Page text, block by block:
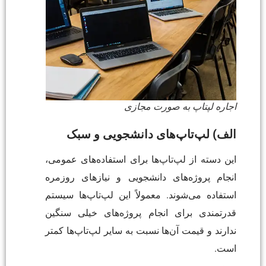
اجاره لپتاپ به صورت مجازی
الف) لپ‌تاپ‌های دانشجویی و سبک
این دسته از لپ‌تاپ‌ها برای استفاده‌های عمومی،
انجام پروژه‌های دانشجویی و نیازهای روزمره
استفاده می‌شوند. معمولاً این لپ‌تاپ‌ها سیستم
قدرتمندی برای انجام پروژه‌های خیلی سنگین
ندارند و قیمت آن‌ها نسبت به سایر لپ‌تاپ‌ها کمتر
است.